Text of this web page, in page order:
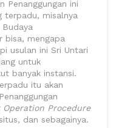
Penanggungan ini
terpadu, misalnya
bisa, mengapa
usulan ini Sri Untari
untuk
banyak instansi.
itu akan
Procedure
dan sebagainya.